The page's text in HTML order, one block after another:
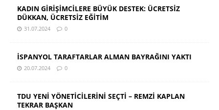
KADIN GİRİŞİMCİLERE BÜYÜK DESTEK: ÜCRETSİZ
DÜKKAN, ÜCRETSİZ EĞİTİM
31.07.2024 0
İSPANYOL TARAFTARLAR ALMAN BAYRAĞINI YAKTI
20.07.2024 0
TDU YENİ YÖNETİCİLERİNİ SEÇTİ – REMZİ KAPLAN
TEKRAR BAŞKAN